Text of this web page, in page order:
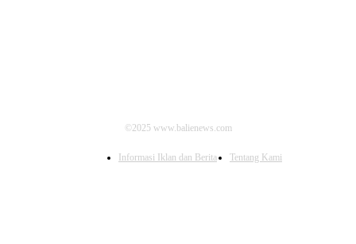
©2025 www.balienews.com
Informasi Iklan dan Berita Tentang Kami